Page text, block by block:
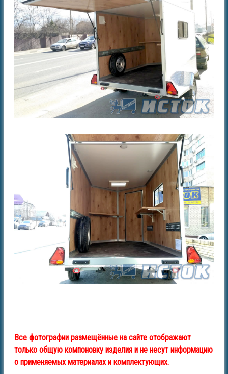
Все фотографии размещённые на сайте отображают
только общую компоновку изделия и не несут информацию
о применяемых материалах и комплектующих.